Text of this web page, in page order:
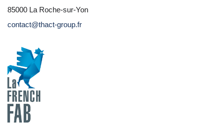
85000 La Roche-sur-Yon
contact@thact-group.fr